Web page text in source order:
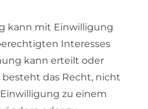
kann mit Einwilligung
Interesses
kann erteilt oder
das Recht, nicht
zu einem